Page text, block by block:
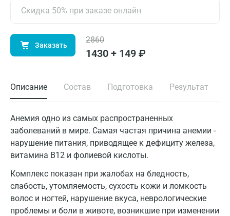
Скидка 50% при заказе онлайн
Заказать
2860
1430 + 149 ₽
Описание Состав Подготовка Результат
Анемия одно из самых распространенных
заболеваний в мире. Самая частая причина анемии -
нарушение питания, приводящее к дефициту железа,
витамина В12 и фолиевой кислоты.
Комплекс показан при жалобах на бледность,
слабость, утомляемость, сухость кожи и ломкость
волос и ногтей, нарушение вкуса, неврологические
проблемы и боли в животе, возникшие при изменении